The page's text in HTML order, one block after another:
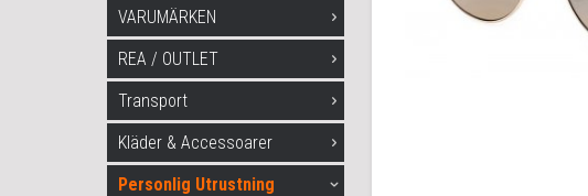
VARUMÄRKEN
REA / OUTLET
Transport
Kläder & Accessoarer
Personlig Utrustning